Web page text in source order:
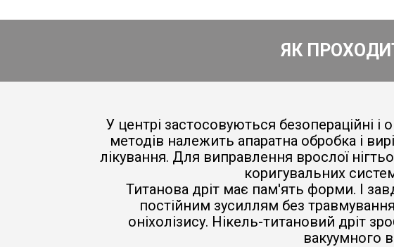
ЯК
У центрі застосовуються безопераційні і
методів належить апаратна обробка і
лікування. Для виправлення врослої
коригувальних
Титанова дріт має пам'ять форми. І
постійним зусиллям без
оніхолізису. Нікель-титановий дріт
вакуумного